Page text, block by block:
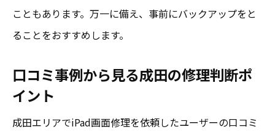
こともあります。万一に備え、事前にバックアップをと
ることをおすすめします。
口コミ事例から見る成田の修理判断ポ
イント
成田エリアでiPad画面修理を依頼したユーザーの口コミ